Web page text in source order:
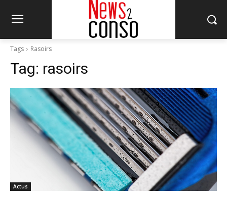
Tags Rasoirs
Tag: rasoirs
Actus